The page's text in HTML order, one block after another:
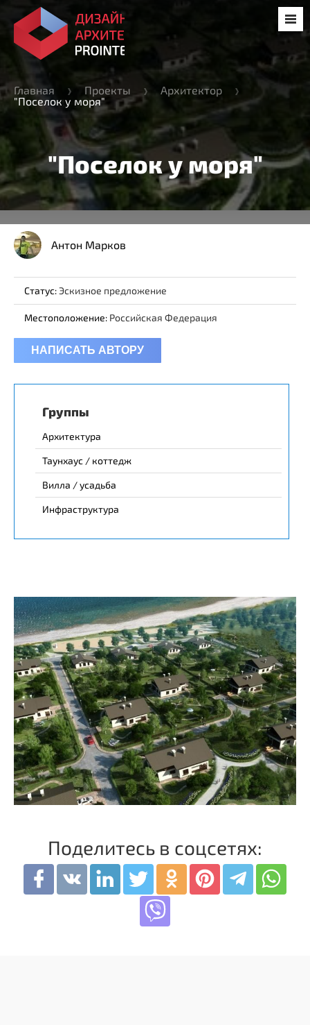
Главная Проекты
Архитектор
"Поселок у моря"
"Поселок у моря"
Антон Марков
Статус:Эскизное предложение
Местоположение: Российская Федерация
НАПИСАТЬ АВТОРУ
Группы
Архитектура
Таунхаус / коттедж
Вилла / усадьба
Инфраструктура
Поделитесь в соцсетях: